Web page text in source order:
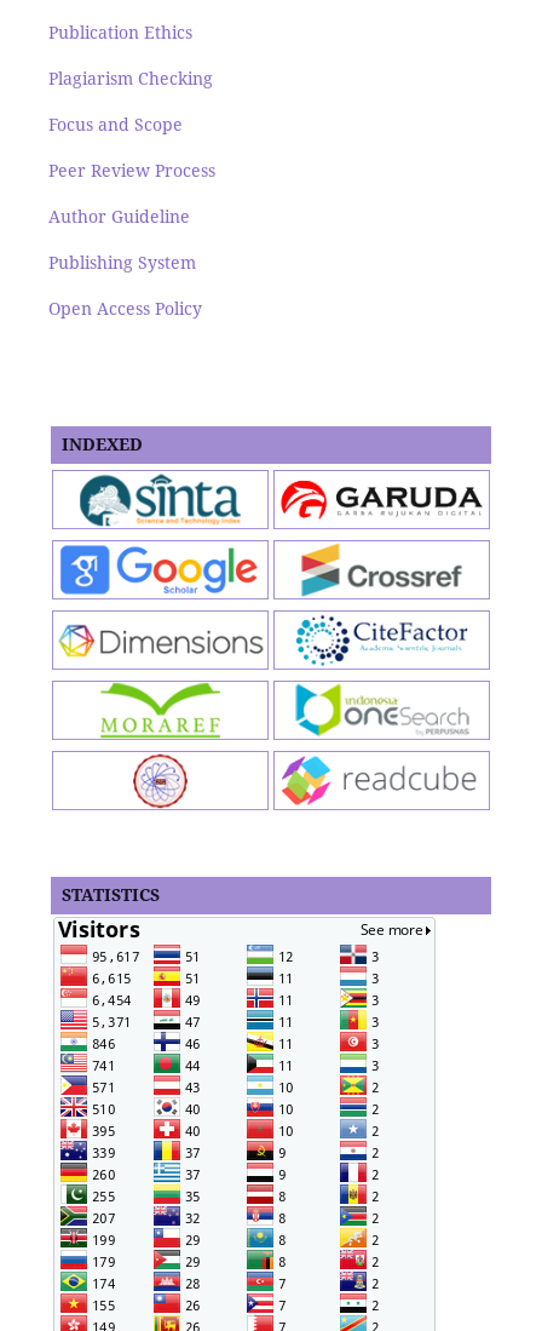
Publication Ethics
Plagiarism Checking
Focus and Scope
Peer Review Process
Author Guideline
Publishing System
Open Access Policy
INDEXED
STATISTICS